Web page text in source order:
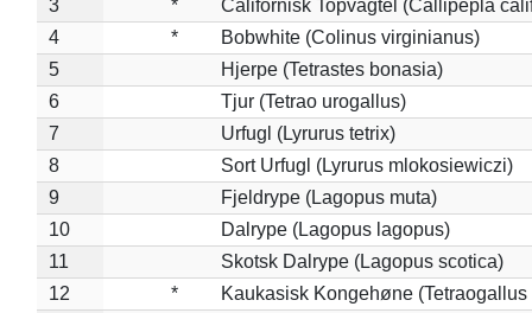
3
*
Californisk Topvagtel (Callipepla
4
*
Bobwhite (Colinus virginianus)
5
Hjerpe (Tetrastes bonasia)
6
Tjur (Tetrao urogallus)
7
Urfugl (Lyrurus tetrix)
8
Sort Urfugl (Lyrurus mlokosiewiczi)
9
Fjeldrype (Lagopus muta)
10
Dalrype (Lagopus lagopus)
11
Skotsk Dalrype (Lagopus scotica)
12
*
Kaukasisk Kongehøne